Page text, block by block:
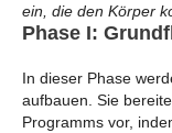
ein, die den Körper
Phase I:
In dieser Phase
aufbauen. Sie
Programms vor,